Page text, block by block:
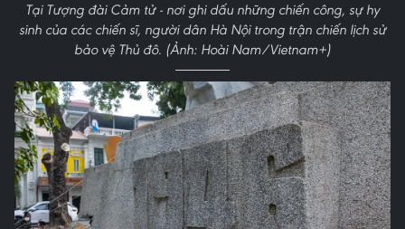
Tại Tượng đài Cảm tử - nơi ghi dấu những chiến công, sự hy
sinh của các chiến sĩ, người dân Hà Nội trong trận chiến lịch sử
bảo vệ Thủ đô. (Ảnh: Hoài Nam/Vietnam+)